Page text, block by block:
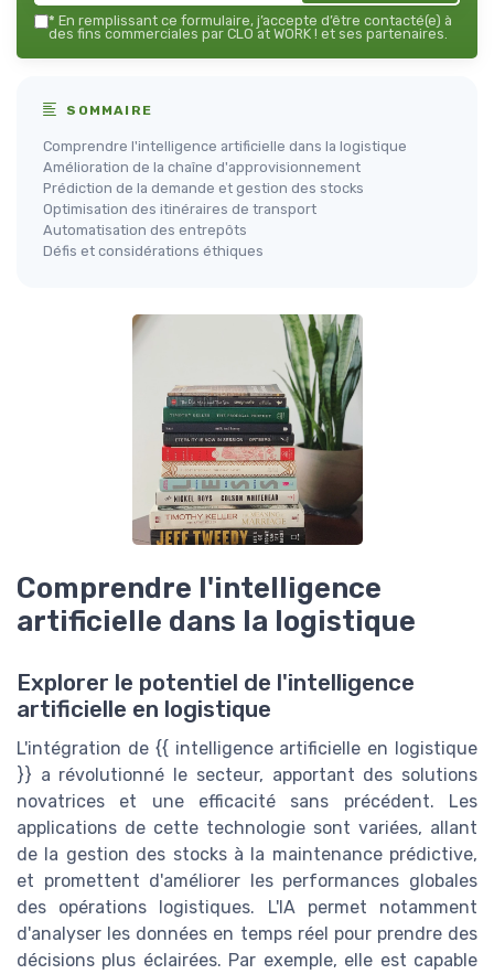
* En remplissant ce formulaire, j’accepte d’être contacté(e) à
des fins commerciales par CLO at WORK ! et ses partenaires.
SOMMAIRE
Comprendre l'intelligence artificielle dans la logistique
Amélioration de la chaîne d'approvisionnement
Prédiction de la demande et gestion des stocks
Optimisation des itinéraires de transport
Automatisation des entrepôts
Défis et considérations éthiques
Comprendre l'intelligence
artificielle dans la logistique
Explorer le potentiel de l'intelligence
artificielle en logistique
L'intégration de {{ intelligence artificielle en logistique
}} a révolutionné le secteur, apportant des solutions
novatrices et une efficacité sans précédent. Les
applications de cette technologie sont variées, allant
de la gestion des stocks à la maintenance prédictive,
et promettent d'améliorer les performances globales
des opérations logistiques. L'IA permet notamment
d'analyser les données en temps réel pour prendre des
décisions plus éclairées. Par exemple, elle est capable